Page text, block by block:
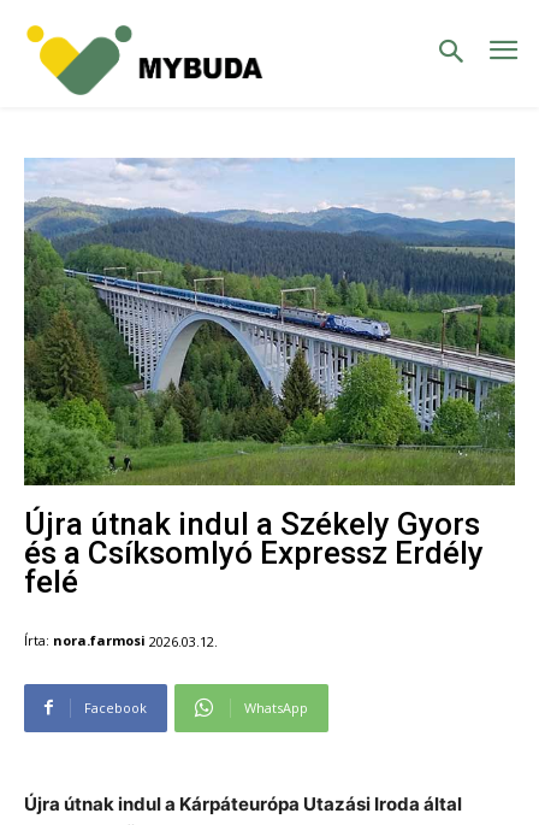
Újra útnak indul a Székely Gyors
és a Csíksomlyó Expressz Erdély
felé
Írta: nora.farmosi 2026.03.12.
Facebook WhatsApp
Újra útnak indul a Kárpáteurópa Utazási Iroda által